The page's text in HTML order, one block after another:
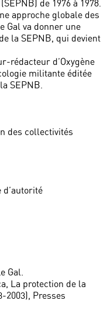
de 1976 à 1978.
approche globale des
Gal va donner une
la SEPNB, qui devient
rédacteur d’Oxygène
militante éditée
SEPNB.
des collectivités
d’autorité
Gal.
La protection de la
2003), Presses